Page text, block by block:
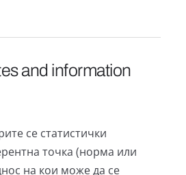
and information
се статистички
точка (норма или
на кои може да се